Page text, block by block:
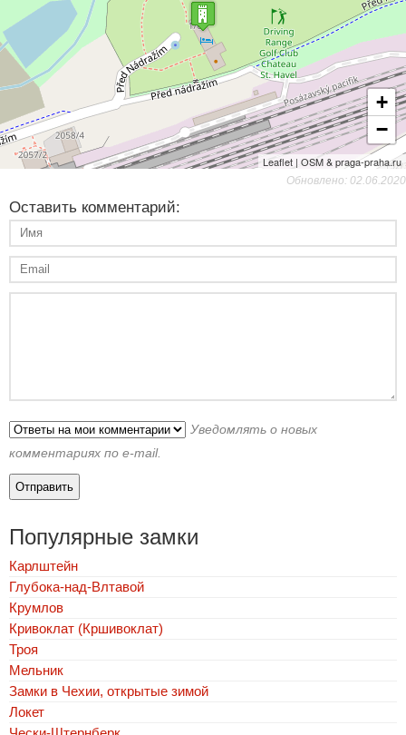
+
−
Leaflet | OSM & praga-praha.ru
Обновлено: 02.06.2020
Оставить комментарий:
Уведомлять о новых
комментариях по e-mail.
Популярные замки
Карлштейн
Глубока-над-Влтавой
Крумлов
Кривоклат (Кршивоклат)
Троя
Мельник
Замки в Чехии, открытые зимой
Локет